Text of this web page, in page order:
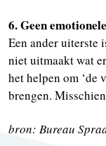
6. Geen
Een ander uiterste
niet uitmaakt wat
het helpen om ‘de
brengen.
bron: Bureau